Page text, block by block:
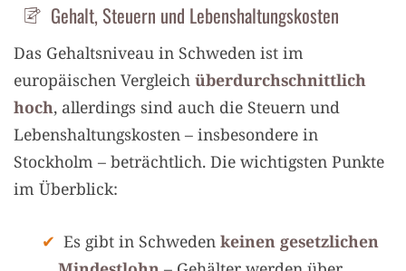
Gehalt, Steuern und Lebenshaltungskosten
Das Gehaltsniveau in Schweden ist im
europäischen Vergleich überdurchschnittlich
hoch, allerdings sind auch die Steuern und
Lebenshaltungskosten – insbesondere in
Stockholm – beträchtlich. Die wichtigsten Punkte
im Überblick:
Es gibt in Schwedenkeinen gesetzlichen